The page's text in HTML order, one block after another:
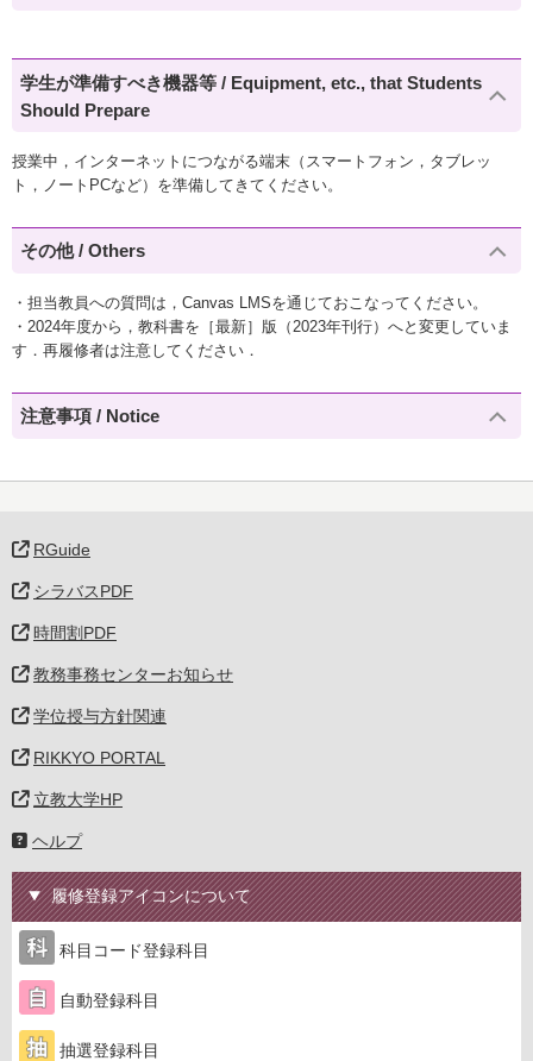
学生が準備すべき機器等 / Equipment, etc., that Students
Should Prepare
授業中，インターネットにつながる端末（スマートフォン，タブレッ
ト，ノートPCなど）を準備してきてください。
その他 / Others
・担当教員への質問は，Canvas LMSを通じておこなってください。
・2024年度から，教科書を［最新］版（2023年刊行）へと変更していま
す．再履修者は注意してください．
注意事項 / Notice
RGuide
シラバスPDF
時間割PDF
教務事務センターお知らせ
学位授与方針関連
RIKKYO PORTAL
立教大学HP
ヘルプ
履修登録アイコンについて
科目コード登録科目
自動登録科目
抽選登録科目